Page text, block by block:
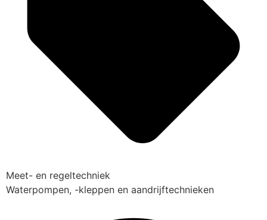
Meet- en regeltechniek
Waterpompen, -kleppen en aandrijftechnieken